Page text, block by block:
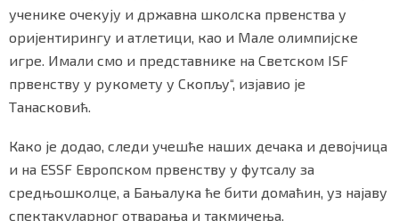
ученике очекују и државна школска првенства у
оријентирингу и атлетици, као и Мале олимпијске
игре. Имали смо и представнике на Светском ISF
првенству у рукомету у Скопљу“, изјавио је
Танасковић.
Како је додао, следи учешће наших дечака и девојчица
и на ESSF Европском првенству у футсалу за
средњошколце, а Бањалука ће бити домаћин, уз најаву
спектакуларног отварања и такмичења.
Услови коришћења